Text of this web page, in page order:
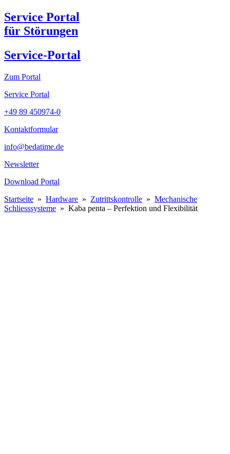
Service Portal
für Störungen
Service-Portal
Zum Portal
Service Portal
+49 89 450974-0
Kontaktformular
info@bedatime.de
Newsletter
Download Portal
Startseite » Hardware » Zutrittskontrolle » Mechanische
Schliess­systeme » Kaba penta – Perfektion und Flexibilität